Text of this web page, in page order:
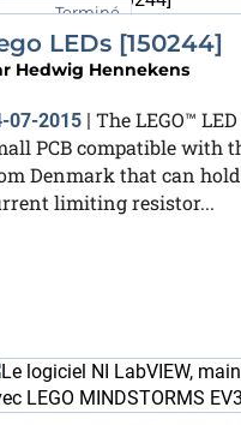
Terminé
LEDs [150244]
Hedwig Hennekens
07-2015 | The LEGO™
PCB compatible with
Denmark that can hold
limiting resistor...